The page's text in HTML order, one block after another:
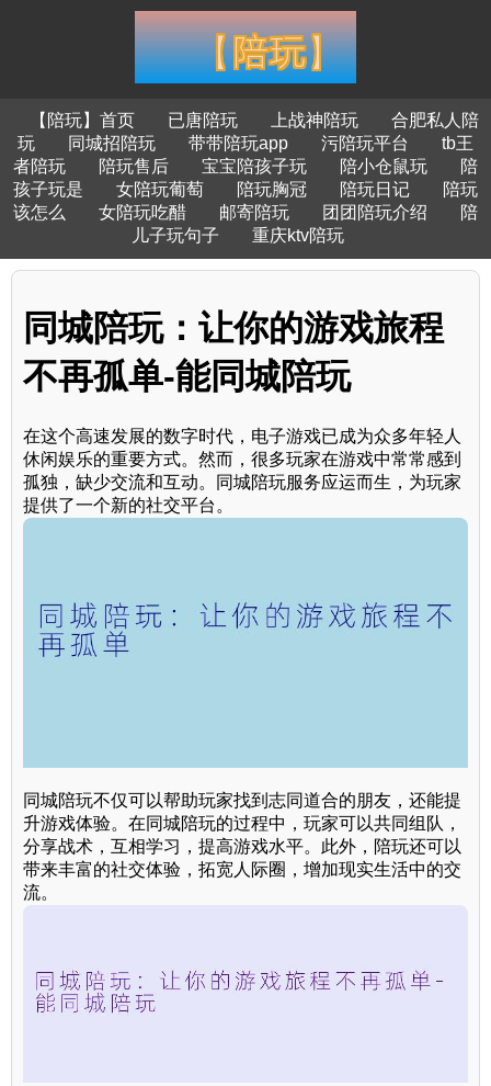
【陪玩】首页 已唐陪玩 上战神陪玩
合肥私人陪
玩
同城招陪玩 带带陪玩app 污陪玩平台
tb王
者陪玩
陪玩售后 宝宝陪孩子玩 陪小仓鼠玩
陪
孩子玩是
女陪玩葡萄 陪玩胸冠 陪玩日记
陪玩
该怎么
女陪玩吃醋 邮寄陪玩 团团陪玩介绍
陪
儿子玩句子
重庆ktv陪玩
同城陪玩：让你的游戏旅程
不再孤单-能同城陪玩
在这个高速发展的数字时代，电子游戏已成为众多年轻人
休闲娱乐的重要方式。然而，很多玩家在游戏中常常感到
孤独，缺少交流和互动。同城陪玩服务应运而生，为玩家
提供了一个新的社交平台。
同城陪玩不仅可以帮助玩家找到志同道合的朋友，还能提
升游戏体验。在同城陪玩的过程中，玩家可以共同组队，
分享战术，互相学习，提高游戏水平。此外，陪玩还可以
带来丰富的社交体验，拓宽人际圈，增加现实生活中的交
流。